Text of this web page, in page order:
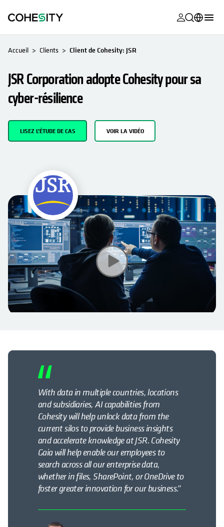
s’ouvre
s’ouvre
Alta
s’ouvre
s’ouvre
s’ouvre
s’ouvre
s’ouvre
Partenaires
s’ouvre
Deutsch (Germany)
Português (Brazil)
한국어 (South
Accueil Clients Client de Cohesity: JSR
JSR Corporation adopte Cohesity pour sa
cyber-résilience
LISEZ L’ÉTUDE DE CAS VOIR LA VIDÉO
With data in multiple countries, locations
and subsidiaries, AI capabilities from
Cohesity will help unlock data from the
current silos to provide business insights
and accelerate knowledge at JSR. Cohesity
Gaia will help enable our employees to
search across all our enterprise data,
whether in files, SharePoint, or OneDrive to
foster greater innovation for our business.”